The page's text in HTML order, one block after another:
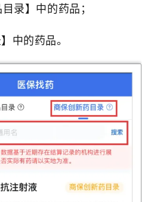
录】中的药品；
中的药品。